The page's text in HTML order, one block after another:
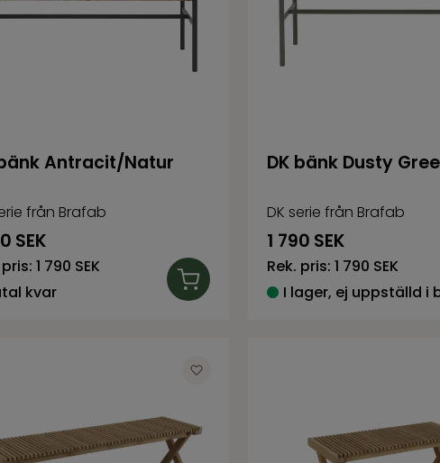
Antracit/Natur
från Brafab
SEK
1 790 SEK
kvar
DK bänk Dusty
DK serie från Brafab
1 790 SEK
Rek. pris: 1 790 SEK
I lager, ej uppställd i